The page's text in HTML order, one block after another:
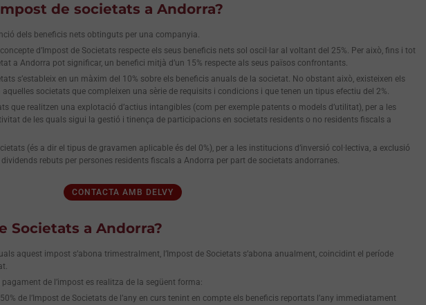
de societats a Andorra?
dels beneficis nets obtinguts per una companyia.
d’Impost de Societats respecte els seus beneficis nets sol oscil·lar al voltant del 25%. Per això, fins i tot
a Andorra pot significar, un benefici mitjà d’un 15% respecte als seus països confrontants.
s’estableix en un màxim del 10% sobre els beneficis anuals de la societat. No obstant això, existeixen els
societats que compleixen una sèrie de requisits i condicions i que tenen un tipus efectiu del 2%.
que realitzen una explotació d’actius intangibles (com per exemple patents o models d’utilitat), per a les
de les quals sigui la gestió i tinença de participacions en societats residents o no residents fiscals a
(és a dir el tipus de gravamen aplicable és del 0%), per a les institucions d’inversió col·lectiva, a exclusió
rebuts per persones residents fiscals a Andorra per part de societats andorranes.
CONTACTA AMB DELVY
Societats a Andorra?
aquest impost s’abona trimestralment, l’Impost de Societats s’abona anualment, coincidint el període
de l’impost es realitza de la següent forma:
de l’Impost de Societats de l’any en curs tenint en compte els beneficis reportats l’any immediatament